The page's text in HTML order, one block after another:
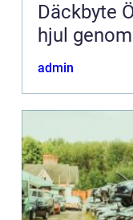
Däckbyte Örebro så
hjul
admin